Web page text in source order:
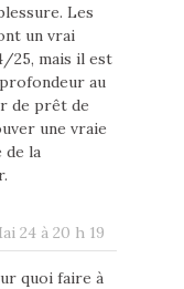
Les
un vrai
25, mais il est
au
de prêt de
une vraie
la
24 à 20 h 19
quoi faire à